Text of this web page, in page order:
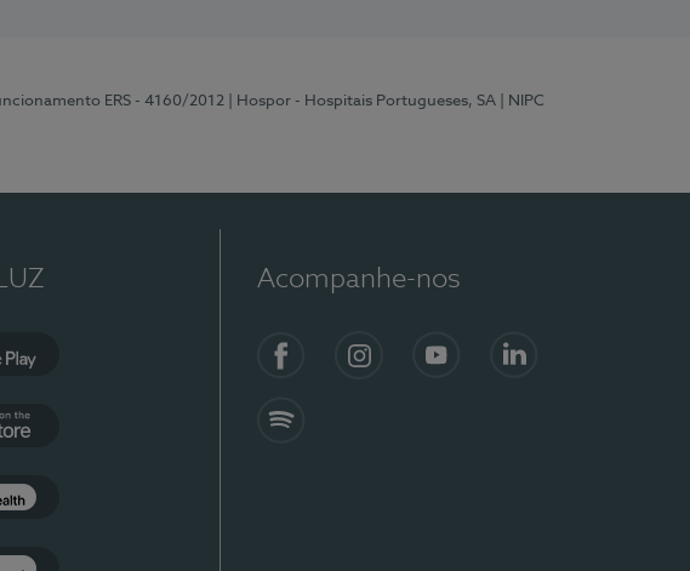
ERS - 4160/2012 | Hospor - Hospitais Portugueses, SA
| NIPC
Acompanhe-nos